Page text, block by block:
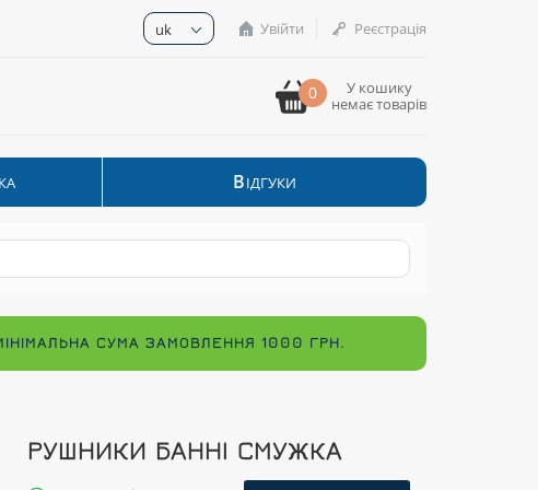
uk Увійти Реєстрація
0
У кошику
немає товарів
ВІДГУКИ
СУМА ЗАМОВЛЕННЯ 1000 ГРН.
РУШНИКИ БАННІ СМУЖКА